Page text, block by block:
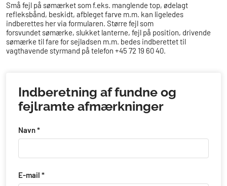
Små fejl på sømærket som f.eks. manglende top, ødelagt
refleksbånd, beskidt, afbleget farve m.m. kan ligeledes
indberettes her via formularen. Større fejl som
forsvundet sømærke, slukket lanterne, fejl på position, drivende
sømærke til fare for sejladsen m.m. bedes indberettet til
vagthavende styrmand på telefon +45 72 19 60 40​​​​.
Indberetning af fundne og
fejlramte afmærkninger
Navn *
E-mail *